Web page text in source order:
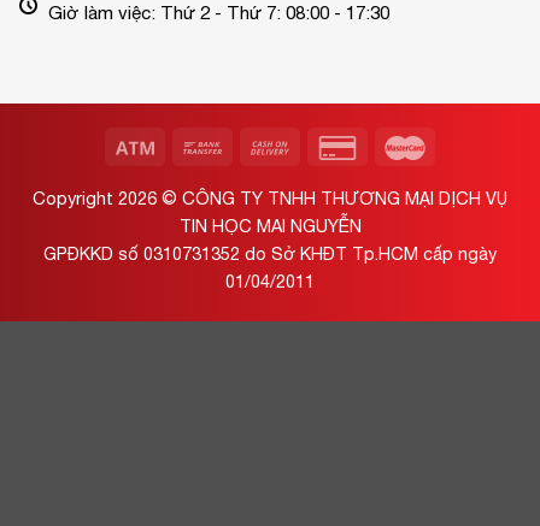
Giờ làm việc: Thứ 2 - Thứ 7: 08:00 - 17:30
Copyright 2026 © CÔNG TY TNHH THƯƠNG MẠI DỊCH VỤ
TIN HỌC MAI NGUYỄN
GPĐKKD số 0310731352 do Sở KHĐT Tp.HCM cấp ngày
01/04/2011